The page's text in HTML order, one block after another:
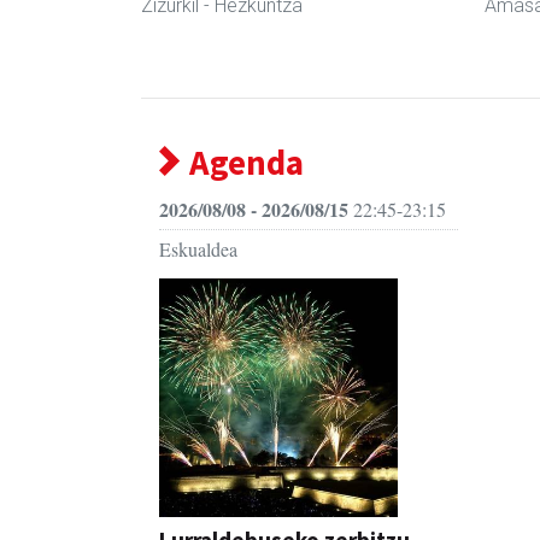
Zizurkil - Hezkuntza
Agenda
2026/08/08 - 2026/08/1522:45-23:15
Eskualdea